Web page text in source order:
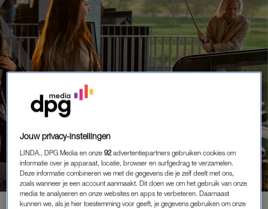
ZIN IN IETS NIEUWS MET JE BESTIES?
MAAK 20 X KANS OP DIT ORIGINELE
UITJE
Jouw privacy-instellingen
LINDA., DPG Media en onze92 advertentiepartners gebruiken cookies om
informatie over je apparaat, locatie, browser en surfgedrag te verzamelen.
Deze informatie combineren we met de gegevens die je zelf deelt met ons,
zoals wanneer je een account aanmaakt. Dit doen we om het gebruik van onze
media te analyseren en onze websites en apps te verbeteren. Daarnaast
kunnen we, als je hier toestemming voor geeft, je gegevens gebruiken om onze